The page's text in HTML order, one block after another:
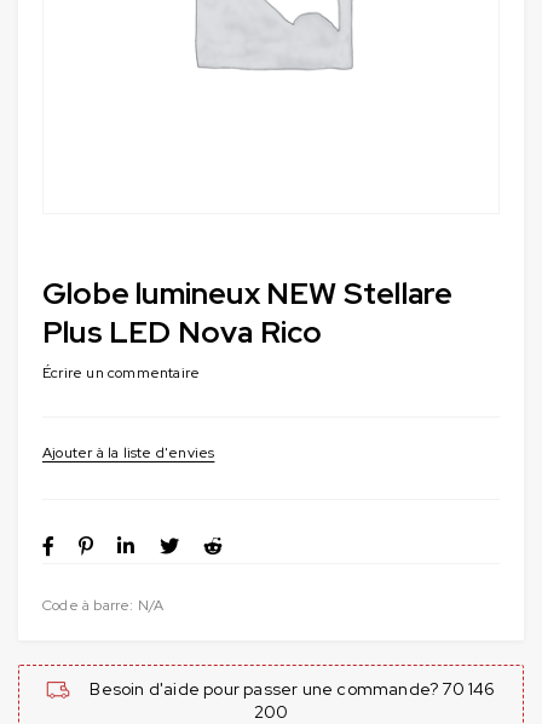
Globe lumineux NEW Stellare
Plus LED Nova Rico
Écrire un commentaire
Code à barre: N/A
Besoin d'aide pour passer une commande? 70 146
200